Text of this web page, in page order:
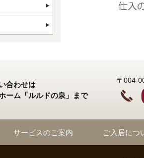
合わせは
ーム「ルルドの泉」まで
〒004-
サービスのご案内 ご入居につ